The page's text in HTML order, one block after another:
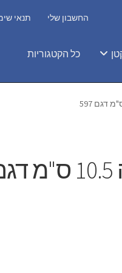
החשבון שלי תנאי
כל הקטגוריות
כיפה שטוחה 10.5 ס"מ